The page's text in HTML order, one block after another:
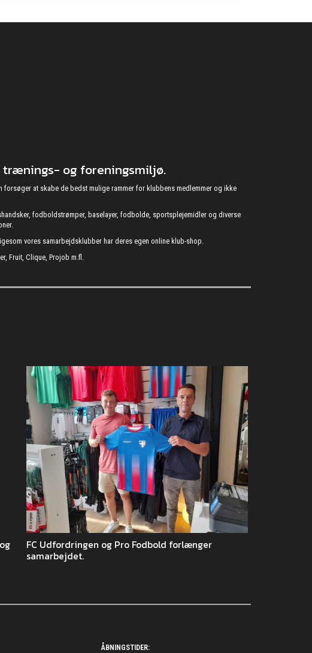
trænings- og foreningsmiljø.
at skabe de bedst mulige rammer for klubbens medlemmer og ikke
fodboldstrømper, baselayer, fodbolde, sportsplejemidler og diverse
vores samarbejdsklubber har deres egen online klub-shop.
Fruit, Clique, Projob m.fl.
FC Udfordringen og Pro Fodbold forlænger
samarbejdet.
ÅBNINGSTIDER: